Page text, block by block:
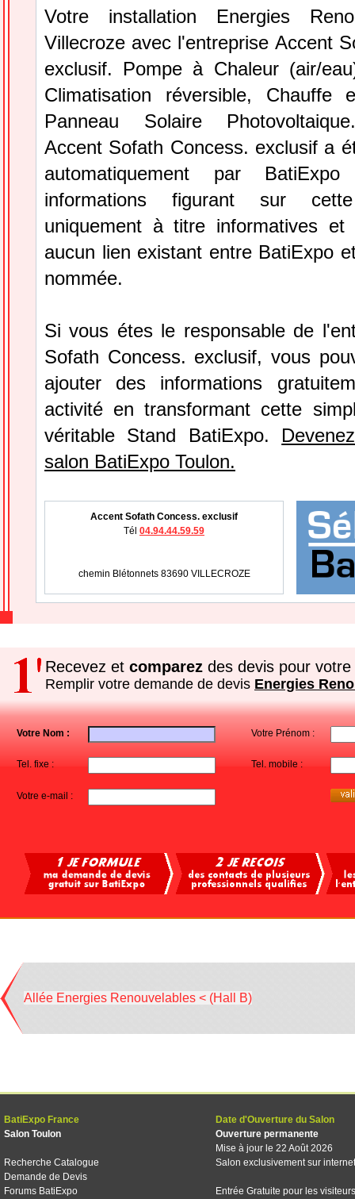
Votre installation Energies
Villecroze avec l'entreprise Accent
exclusif. Pompe à Chaleur (air/
Climatisation réversible, Chauffe
Panneau Solaire
Accent Sofath Concess. exclusif a
automatiquement par
informations figurant sur
uniquement à titre informatives et
aucun lien existant entre BatiExpo
nommée.
Si vous étes le responsable de
Sofath Concess. exclusif, vous
ajouter des informations
activité en transformant cette
véritable Stand BatiExpo.
salon BatiExpo Toulon.
Accent Sofath Concess. exclusif
Tél 04.94.44.59.59
chemin Blétonnets 83690 VILLECROZE
Recevez et comparez des devis pour votre
Remplir votre demande de devis Energies
Votre Nom : Votre Prénom :
Tel. fixe : Tel. mobile :
Votre e-mail :
Allée Energies Renouvelables < (Hall B)
BatiExpo France
Salon Toulon
Recherche Catalogue
Demande de Devis
Forums BatiExpo
Date d'Ouverture du Salon
Ouverture permanente
Mise à jour le 22 Août 2026
Salon exclusivement sur internet
Entrée Gratuite pour les visiteurs